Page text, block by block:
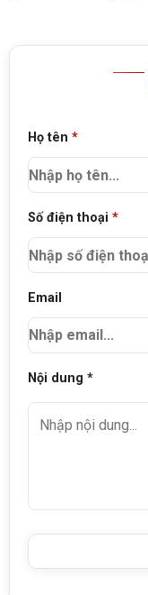
Họ tên *
Số điện thoại *
Email
Nội dung *